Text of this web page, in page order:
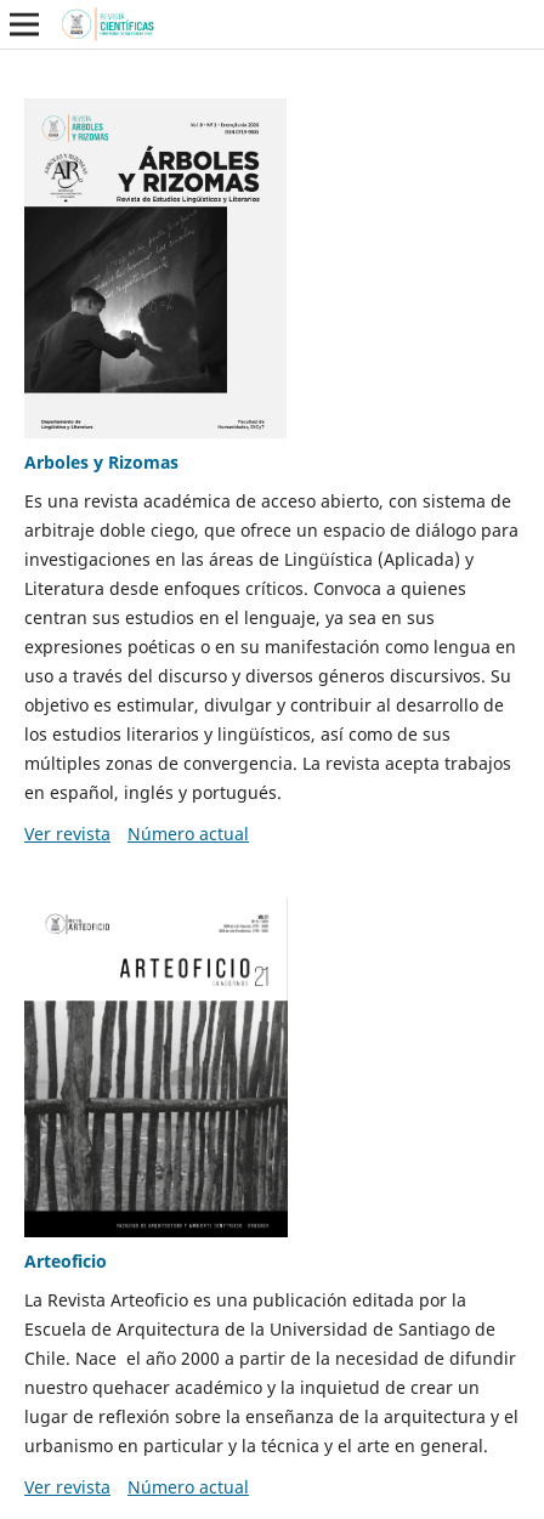
Arboles y Rizomas
Es una revista académica de acceso abierto, con sistema de
arbitraje doble ciego, que ofrece un espacio de diálogo para
investigaciones en las áreas de Lingüística (Aplicada) y
Literatura desde enfoques críticos. Convoca a quienes
centran sus estudios en el lenguaje, ya sea en sus
expresiones poéticas o en su manifestación como lengua en
uso a través del discurso y diversos géneros discursivos. Su
objetivo es estimular, divulgar y contribuir al desarrollo de
los estudios literarios y lingüísticos, así como de sus
múltiples zonas de convergencia. La revista acepta trabajos
en español, inglés y portugués.
Ver revista
Número actual
Arteoficio
La Revista Arteoficio es una publicación editada por la
Escuela de Arquitectura de la Universidad de Santiago de
Chile. Nace el año 2000 a partir de la necesidad de difundir
nuestro quehacer académico y la inquietud de crear un
lugar de reflexión sobre la enseñanza de la arquitectura y el
urbanismo en particular y la técnica y el arte en general.
Ver revista
Número actual